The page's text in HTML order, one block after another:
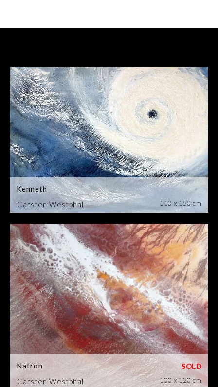
Carsten Westphal
Kenneth
110 x 150 cm
Carsten Westphal
Natron
100 x 120 cm